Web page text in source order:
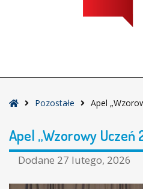
StronaPozostałe Apel
Apel „Wzorowy
Dodane 27 lutego, 2026